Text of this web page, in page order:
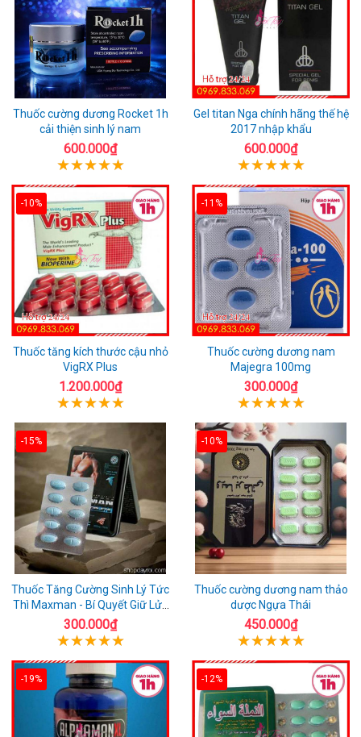
Thuốc cường dương Rocket 1h
cải thiện sinh lý nam
600.000₫
Gel titan Nga chính hãng thế hệ
2017 nhập khẩu
600.000₫
-10%
Thuốc tăng kích thước cậu nhỏ
VigRX Plus
1.200.000₫
-11%
Thuốc cường dương nam
Majegra 100mg
300.000₫
-15%
Thuốc Tăng Cường Sinh Lý Tức
Thì Maxman - Bí Quyết Giữ Lửa
Giường Chiếu
300.000₫
-10%
Thuốc cường dương nam thảo
dược Ngựa Thái
450.000₫
-19% -12%